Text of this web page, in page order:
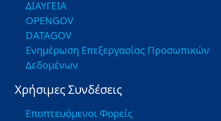
ΔΙΑΥΓΕΙΑ
OPENGOV
DATAGOV
Ενημέρωση Επεξεργασίας Προσωπικών
Δεδομένων
Χρήσιμες Συνδέσεις
Εποπτευόμενοι Φορείς